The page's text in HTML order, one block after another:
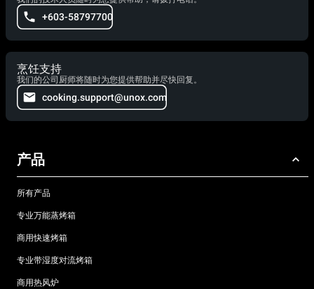
+603-58797700
烹饪支持
我们的公司厨师将随时为您提供帮助并尽快回复。
cooking.support@unox.com
产品
所有产品
专业万能蒸烤箱
商用快速烤箱
专业带湿度对流烤箱
商用热风炉